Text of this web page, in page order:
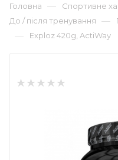
Головна — Спортивне
До / після тренування —
— Exploz 420g, ActiWay